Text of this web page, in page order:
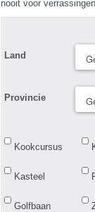
nooit voor
Land
Provincie
Kookcursus
Kasteel
Golfbaan